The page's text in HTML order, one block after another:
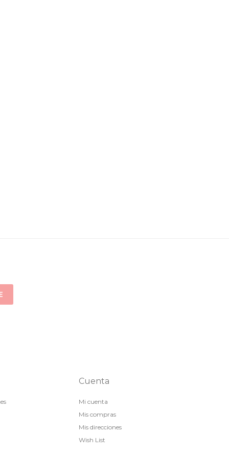
Cuenta
Mi cuenta
Mis compras
Mis direcciones
Wish List